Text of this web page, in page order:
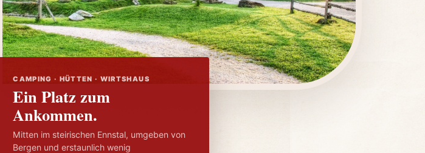
CAMPING · HÜTTEN · WIRTSHAUS
Ein Platz zum
Ankommen.
Mitten im steirischen Ennstal, umgeben von
Bergen und erstaunlich wenig